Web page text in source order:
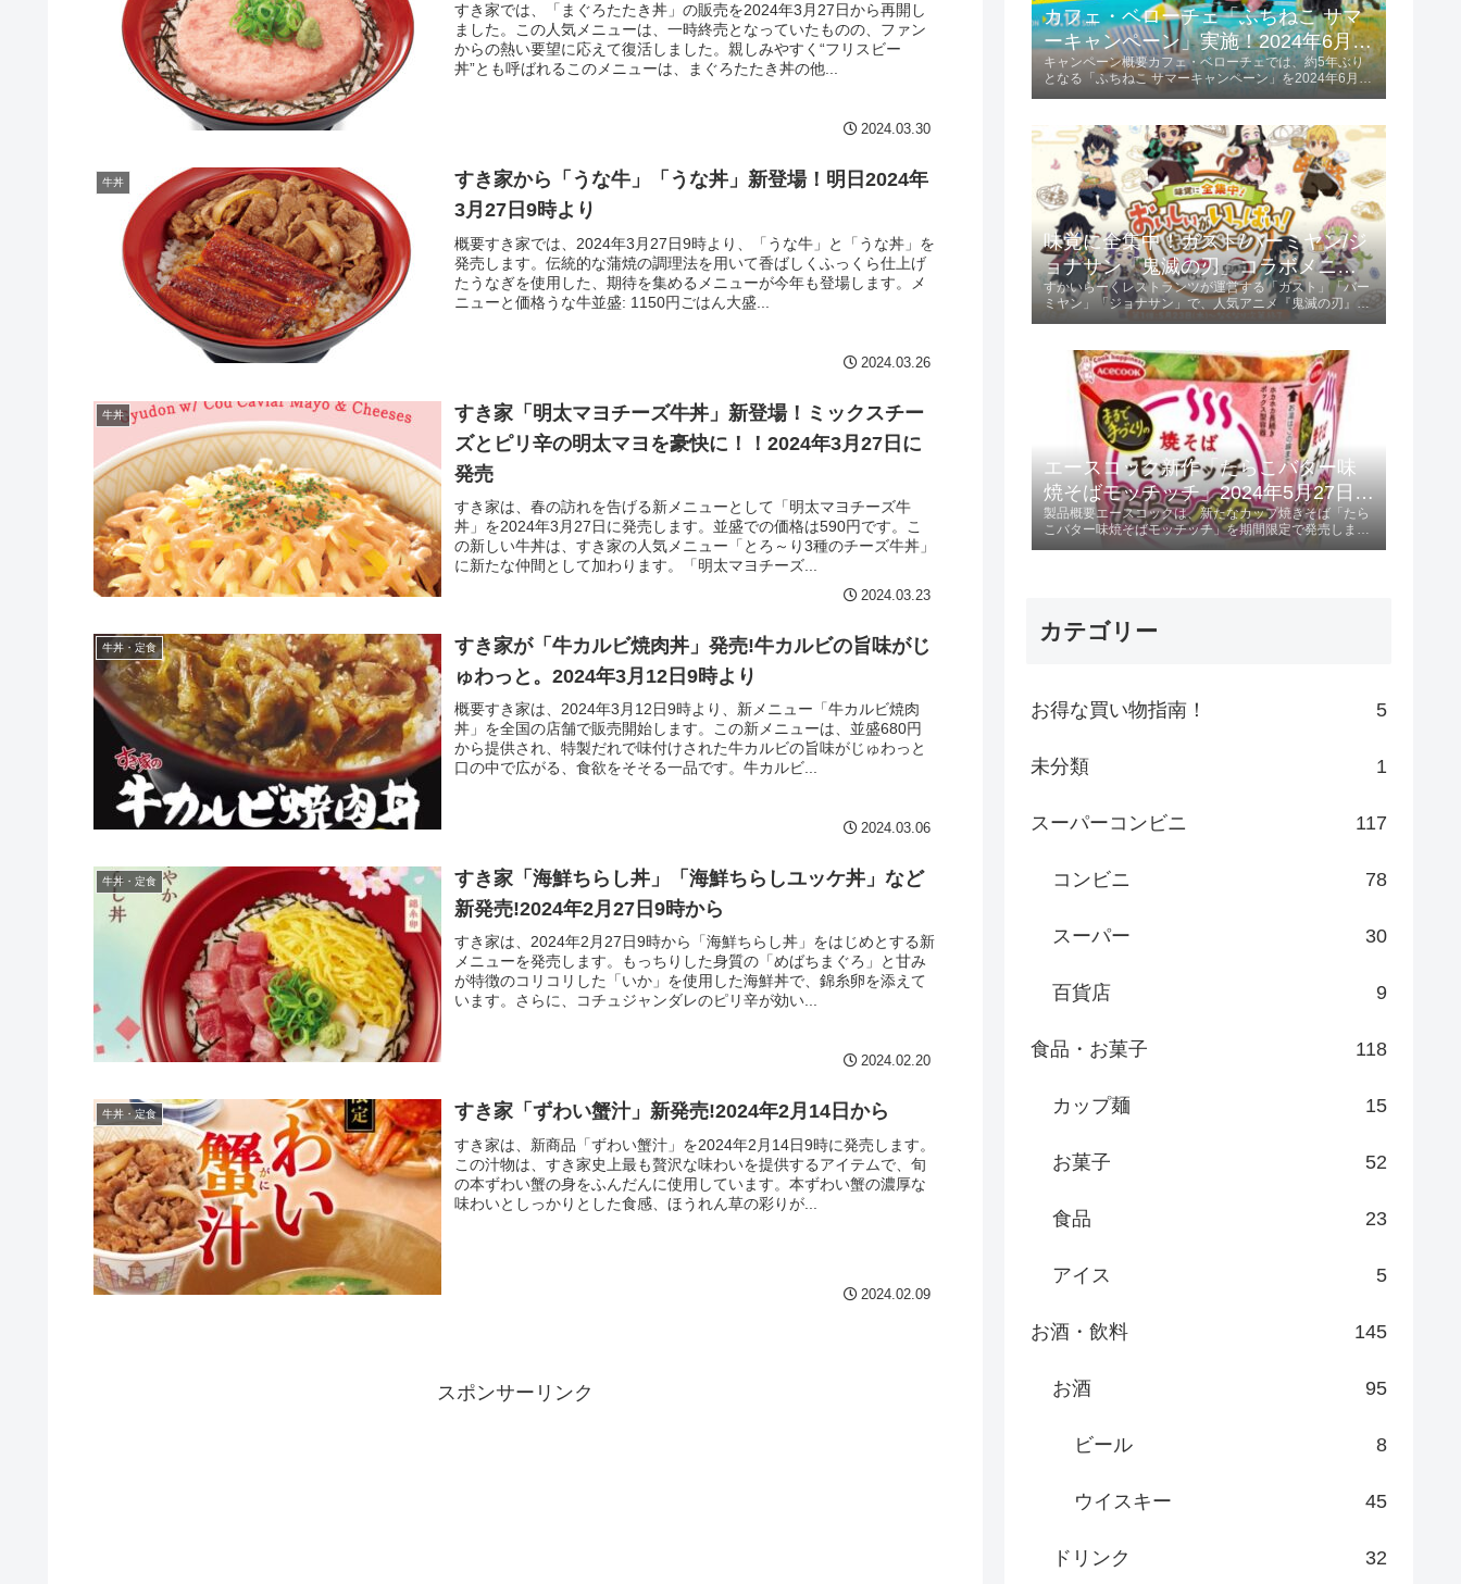
すき家では、「まぐろたたき丼」の販売を2024年3月27日から再開し
ました。この人気メニューは、一時終売となっていたものの、ファン
からの熱い要望に応えて復活しました。親しみやすく“フリスビー
丼”とも呼ばれるこのメニューは、まぐろたたき丼の他...
2024.03.30
牛丼
すき家から「うな牛」「うな丼」新登場！明日2024年
3月27日9時より
概要すき家では、2024年3月27日9時より、「うな牛」と「うな丼」を
発売します。伝統的な蒲焼の調理法を用いて香ばしくふっくら仕上げ
たうなぎを使用した、期待を集めるメニューが今年も登場します。メ
ニューと価格うな牛並盛: 1150円ごはん大盛...
2024.03.26
牛丼
すき家「明太マヨチーズ牛丼」新登場！ミックスチー
ズとピリ辛の明太マヨを豪快に！！2024年3月27日に
発売
すき家は、春の訪れを告げる新メニューとして「明太マヨチーズ牛
丼」を2024年3月27日に発売します。並盛での価格は590円です。こ
の新しい牛丼は、すき家の人気メニュー「とろ～り3種のチーズ牛丼」
に新たな仲間として加わります。「明太マヨチーズ...
2024.03.23
牛丼・定食
すき家が「牛カルビ焼肉丼」発売!牛カルビの旨味がじ
ゅわっと。2024年3月12日9時より
概要すき家は、2024年3月12日9時より、新メニュー「牛カルビ焼肉
丼」を全国の店舗で販売開始します。この新メニューは、並盛680円
から提供され、特製だれで味付けされた牛カルビの旨味がじゅわっと
口の中で広がる、食欲をそそる一品です。牛カルビ...
2024.03.06
牛丼・定食
すき家「海鮮ちらし丼」「海鮮ちらしユッケ丼」など
新発売!2024年2月27日9時から
すき家は、2024年2月27日9時から「海鮮ちらし丼」をはじめとする新
メニューを発売します。もっちりした身質の「めばちまぐろ」と甘み
が特徴のコリコリした「いか」を使用した海鮮丼で、錦糸卵を添えて
います。さらに、コチュジャンダレのピリ辛が効い...
2024.02.20
牛丼・定食 すき家「ずわい蟹汁」新発売!2024年2月14日から
すき家は、新商品「ずわい蟹汁」を2024年2月14日9時に発売します。
この汁物は、すき家史上最も贅沢な味わいを提供するアイテムで、旬
の本ずわい蟹の身をふんだんに使用しています。本ずわい蟹の濃厚な
味わいとしっかりとした食感、ほうれん草の彩りが...
2024.02.09
スポンサーリンク
カフェ・ベローチェ「ふちねこ サマ
ーキャンペーン」実施！2024年6月10
日～8月18日
キャンペーン概要カフェ・ベローチェでは、約5年ぶり
となる「ふちねこ サマーキャンペーン」を2024年6月10
ントされます。キャンペーン参...
味覚に全集中！ガスト/バーミヤン/ジ
ョナサン「鬼滅の刃」コラボメニュ
ー発売 2024年5月23日 第1弾、6月13
日 第2弾
すかいらーくレストランツが運営する「ガスト」「バー
ミヤン」「ジョナサン」で、人気アニメ『鬼滅の刃』と
し、特典としてオリジナルクリア...
エースコック新作「たらこバター味
焼そばモッチッチ」2024年5月27日発
売！
製品概要エースコックは、新たなカップ焼きそば「たら
こバター味焼そばモッチッチ」を期間限定で発売しま
カテゴリー
お得な買い物指南！ 5
未分類 1
スーパーコンビニ 117
コンビニ 78
スーパー 30
百貨店 9
食品・お菓子 118
カップ麺 15
お菓子 52
食品 23
アイス 5
お酒・飲料 145
お酒 95
ビール 8
ウイスキー 45
ドリンク 32